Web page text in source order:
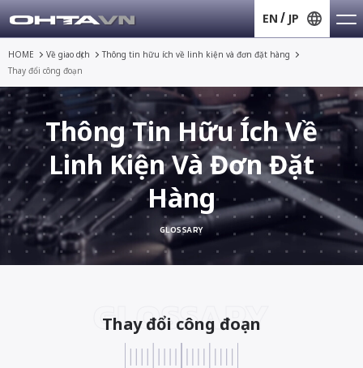
EN JP
HOME Về giao dịch Thông tin hữu ích về linh kiện và đơn đặt hàng
Thay đổi công đoạn
Thông Tin Hữu Ích Về
Linh Kiện Và Đơn Đặt
Hàng
GLOSSARY
GLOSSARY
Thay đổi công đoạn